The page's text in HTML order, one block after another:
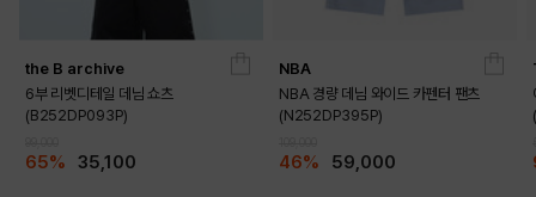
the B archive
6부 리벳디테일 데님 쇼츠
(B252DP093P)
65% 35,100
NBA
NBA 경량 데님 와이드 카펜터 팬츠
(N252DP395P)
46% 59,000